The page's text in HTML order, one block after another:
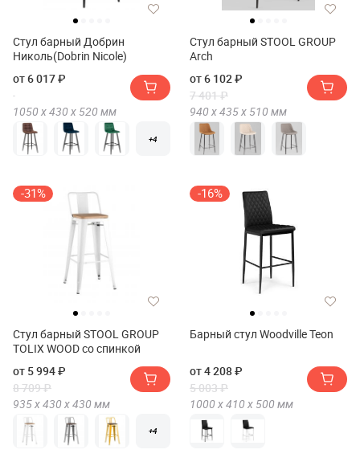
Стул барный Добрин
Николь(Dobrin Nicole)
от 6 017 ₽
1050 х430 х 520 мм
+4
Стул барный STOOL GROUP
Arch
от 6 102 ₽
7 401 ₽
940 х435 х 510 мм
-31%
Стул барный STOOL GROUP
TOLIX WOOD со спинкой
от 5 994 ₽
8 709 ₽
935 х430 х430 мм
+4
-16%
Барный стул Woodville Teon
от 4 208 ₽
5 003 ₽
1000 х410 х 500 мм